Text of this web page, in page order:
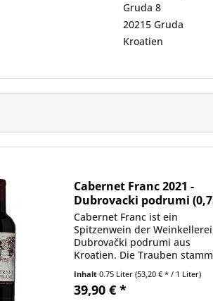
Gruda 8
20215 Gruda
Kroatien
Cabernet Franc 2021 -
Dubrovacki podrumi
Cabernet Franc ist ein
Spitzenwein der Weinkellerei
Dubrovački podrumi aus
Kroatien. Die Trauben
aus dem ersten mit Cabernet
Franc bepflanzten Weinberg
Weinanbaugebiet Konavle. Es
Inhalt0.75 Liter(53,20 € * / 1 Liter)
39,90 € *